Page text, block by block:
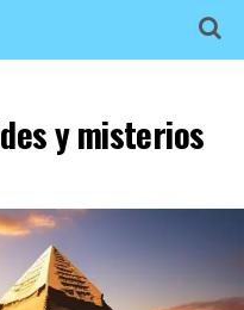
y misterios